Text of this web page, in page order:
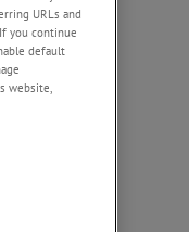
URLs and
you continue
default
website,